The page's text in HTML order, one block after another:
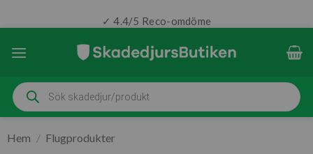
✓ 4.4/5 Reco-omdöme
Produktsökning
Hem / Flugprodukter